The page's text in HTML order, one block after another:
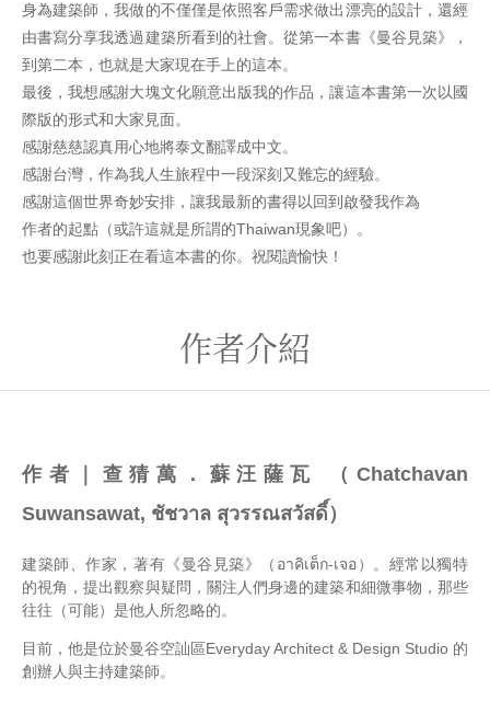
身為建築師，我做的不僅僅是依照客戶需求做出漂亮的設計，還經
由書寫分享我透過建築所看到的社會。從第一本書《曼谷見築》，
到第二本，也就是大家現在手上的這本。
最後，我想感謝大塊文化願意出版我的作品，讓這本書第一次以國
際版的形式和大家見面。
感謝慈慈認真用心地將泰文翻譯成中文。
感謝台灣，作為我人生旅程中一段深刻又難忘的經驗。
感謝這個世界奇妙安排，讓我最新的書得以回到啟發我作為
作者的起點（或許這就是所謂的Thaiwan現象吧）。
也要感謝此刻正在看這本書的你。祝閱讀愉快！
作者介紹
作者｜查猜萬．蘇汪薩瓦 （Chatchavan
Suwansawat, ชัชวาล สุวรรณสวัสดิ์）
建築師、作家，著有《曼谷見築》（อาคิเต็ก-เจอ）。經常以獨特
的視角，提出觀察與疑問，關注人們身邊的建築和細微事物，那些
往往（可能）是他人所忽略的。
目前，他是位於曼谷空訕區Everyday Architect & Design Studio 的
創辦人與主持建築師。